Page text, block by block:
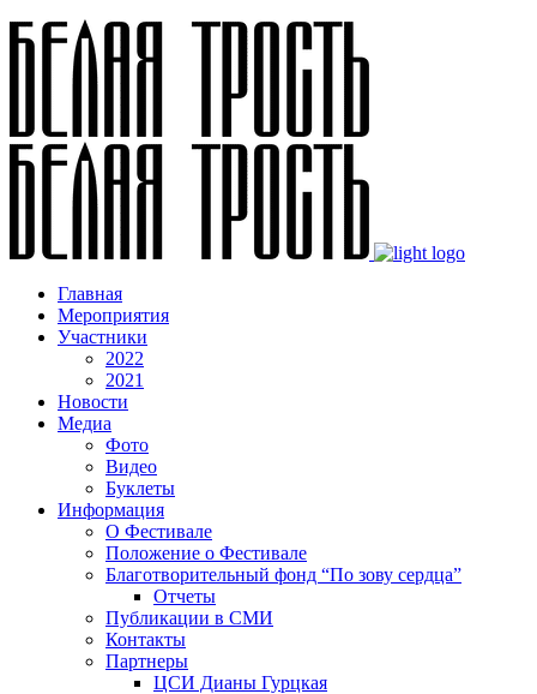
Главная
Мероприятия
Участники
2022
2021
Новости
Медиа
Фото
Видео
Буклеты
Информация
О Фестивале
Положение о Фестивале
Благотворительный фонд “По зову сердца”
Отчеты
Публикации в СМИ
Контакты
Партнеры
ЦСИ Дианы Гурцкая